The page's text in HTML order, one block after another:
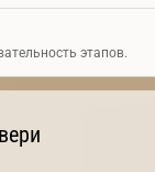
этапов.